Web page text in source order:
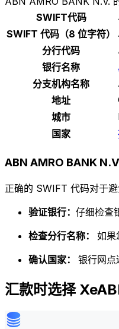
SWIFT代码
SWIFT 代码（8 位字符）
分行代码
银行名称
分支机构名称
地址
城市
国家
ABN AMRO BANK
正确的 SWIFT 代码对于
验证银行： 仔细检查
检查分行名称： 如果
确认国家： 银行网点
汇款时选择